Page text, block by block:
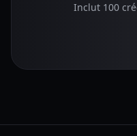
Inclut 100